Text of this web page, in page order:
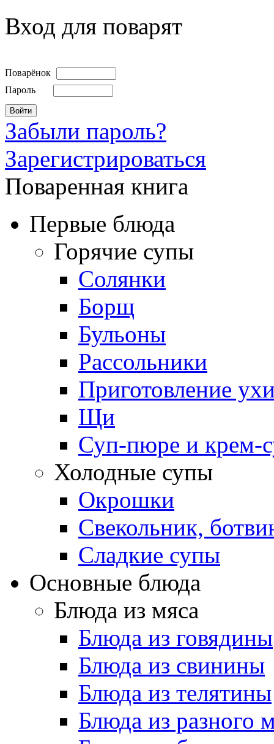
Вход для поварят
Поварёнок
Пароль
Забыли пароль?
Зарегистрироваться
Поваренная книга
Первые блюда
Горячие супы
Солянки
Борщ
Бульоны
Рассольники
Приготовление
Щи
Суп-пюре и крем-
Холодные супы
Окрошки
Свекольник,
Cладкие супы
Основные блюда
Блюда из мяса
Блюда из говядины
Блюда из свинины
Блюда из телятины
Блюда из разного